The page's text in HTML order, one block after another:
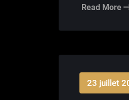
Read More
23 juillet